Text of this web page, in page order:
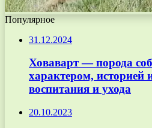
Популярное
31.12.2024
Ховаварт — порода
характером, историей
воспитания и ухода
20.10.2023